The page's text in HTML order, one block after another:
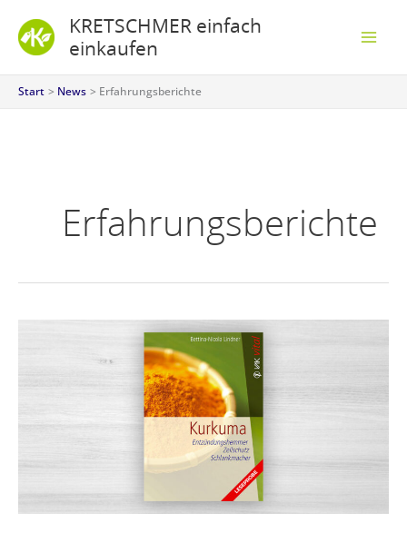
Inhalt
springen
KRETSCHMER einfach
einkaufen
Start News Erfahrungsberichte
Erfahrungsberichte
u
c
h